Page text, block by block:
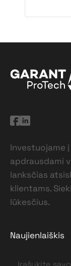
Investuojame
apdrausdami
lanksčias
klientams.
lūkesčius.
Naujienlaiškis